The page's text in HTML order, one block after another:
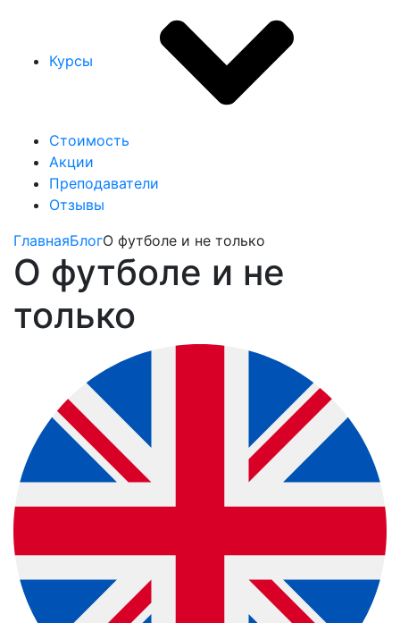
Курсы
Стоимость
Акции
Преподаватели
Отзывы
ГлавнаяБлогО футболе и не только
О футболе и не
только